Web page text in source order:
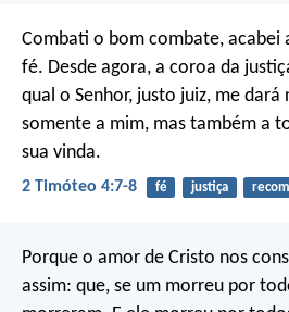
Combati o bom combate, acabei
fé. Desde agora, a coroa da
qual o Senhor, justo juiz, me dará
somente a mim, mas também a
sua vinda.
2 Timóteo 4:7-8 fé justiça
Porque o amor de Cristo nos
assim: que, se um morreu por